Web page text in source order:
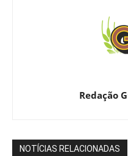
Redação
NOTÍCIAS RELACIONADAS